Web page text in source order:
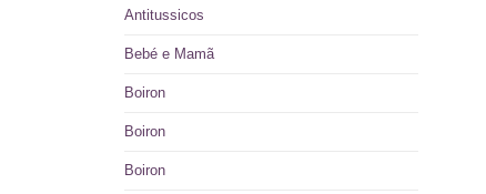
Antitussicos
Bebé e Mamã
Boiron
Boiron
Boiron